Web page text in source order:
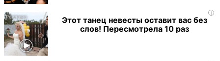
i
Этот танец невесты оставит вас без
слов! Пересмотрела 10 раз